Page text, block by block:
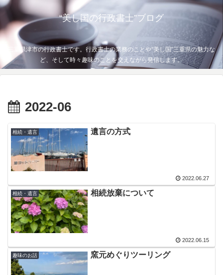
“美し国の行政書士”ブログ
三重県津市の行政書士です。行政書士の業務のことや“美し国”三重県の魅力な
ど、そして時々趣味のことを交えながら発信します。
2022-06
相続・遺言 遺言の方式
2022.06.27
相続・遺言 相続放棄について
2022.06.15
趣味のお話 窯元めぐりツーリング